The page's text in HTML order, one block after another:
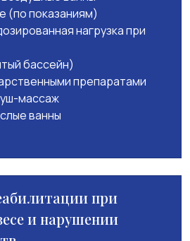
(по показаниям)
нагрузка при
бассейн)
препаратами
массаж
ванны
при
и нарушении